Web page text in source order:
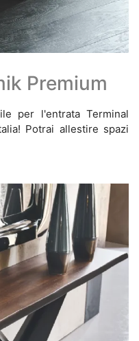
Premium
per l'entrata Terminal
Potrai allestire spazi